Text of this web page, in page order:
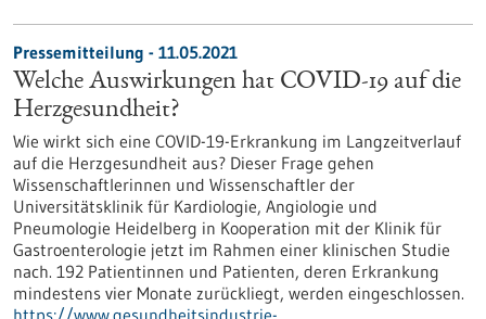
Pressemitteilung - 11.05.2021
Welche Auswirkungen hat COVID-19 auf die
Herzgesundheit?
Wie wirkt sich eine COVID-19-Erkrankung im Langzeitverlauf
auf die Herzgesundheit aus? Dieser Frage gehen
Wissenschaftlerinnen und Wissenschaftler der
Universitätsklinik für Kardiologie, Angiologie und
Pneumologie Heidelberg in Kooperation mit der Klinik für
Gastroenterologie jetzt im Rahmen einer klinischen Studie
nach. 192 Patientinnen und Patienten, deren Erkrankung
mindestens vier Monate zurückliegt, werden eingeschlossen.
https://www.gesundheitsindustrie-